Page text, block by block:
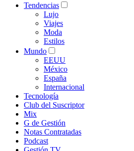
Tendencias
Lujo
Viajes
Moda
Estilos
Mundo
EEUU
México
España
Internacional
Tecnología
Club del Suscriptor
Mix
G de Gestión
Notas Contratadas
Podcast